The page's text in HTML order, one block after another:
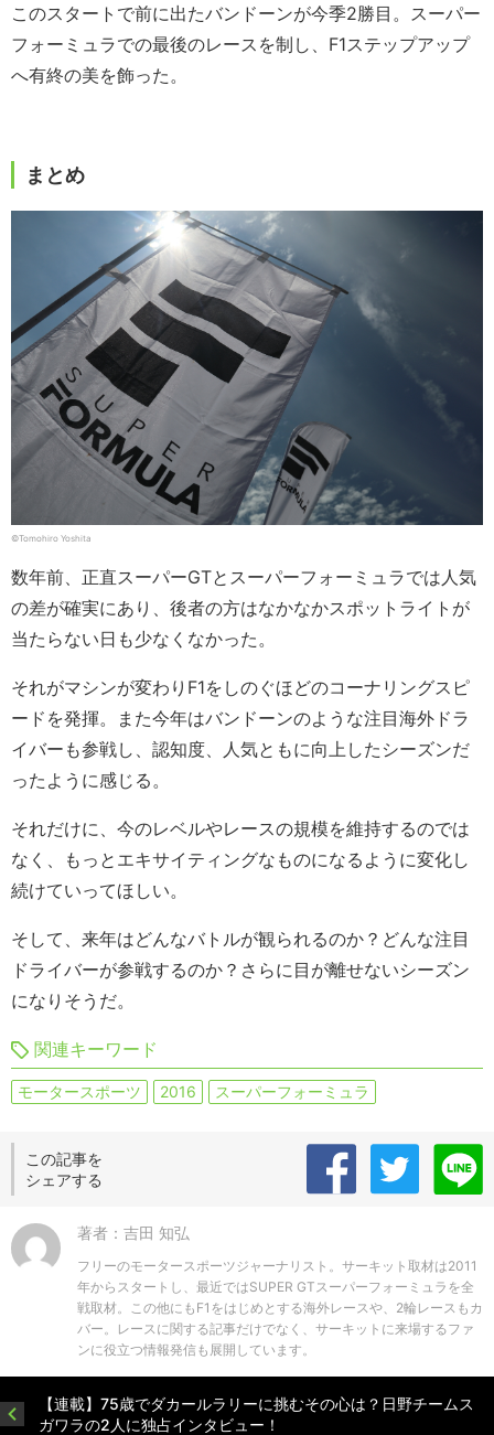
このスタートで前に出たバンドーンが今季2勝目。スーパー
フォーミュラでの最後のレースを制し、F1ステップアップ
へ有終の美を飾った。
まとめ
©︎Tomohiro Yoshita
数年前、正直スーパーGTとスーパーフォーミュラでは人気
の差が確実にあり、後者の方はなかなかスポットライトが
当たらない日も少なくなかった。
それがマシンが変わりF1をしのぐほどのコーナリングスピ
ードを発揮。また今年はバンドーンのような注目海外ドラ
イバーも参戦し、認知度、人気ともに向上したシーズンだ
ったように感じる。
それだけに、今のレベルやレースの規模を維持するのでは
なく、もっとエキサイティングなものになるように変化し
続けていってほしい。
そして、来年はどんなバトルが観られるのか？どんな注目
ドライバーが参戦するのか？さらに目が離せないシーズン
になりそうだ。
関連キーワード
モータースポーツ 2016 スーパーフォーミュラ
この記事を
シェアする
著者：吉田 知弘
フリーのモータースポーツジャーナリスト。サーキット取材は2011
年からスタートし、最近ではSUPER GTスーパーフォーミュラを全
戦取材。この他にもF1をはじめとする海外レースや、2輪レースもカ
バー。レースに関する記事だけでなく、サーキットに来場するファ
ンに役立つ情報発信も展開しています。
【連載】75歳でダカールラリーに挑むその心は？日野チームス
ガワラの2人に独占インタビュー！